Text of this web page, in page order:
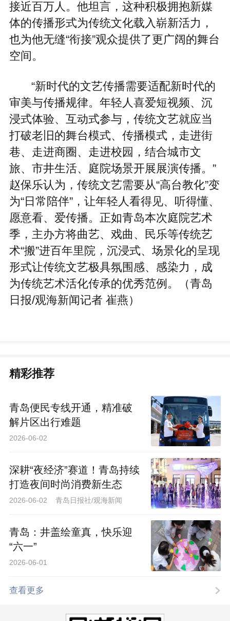
接近百万人。他坦言，这种积极拥抱新媒
体的传播形式为传统文化载入崭新活力，
也为他无缝“衔接”观众提供了更广阔的舞台
空间。
“新时代的文艺传播需要适配新时代的
审美与传播规律。年轻人喜爱短视频、沉
浸式体验、互动式参与，传统文艺就应当
打破老旧的舞台模式、传播模式，走进街
巷、走进商圈、走进校园，结合城市文
旅、市井生活、庭院场景开展展演传播。”
赵保乐认为，传统文艺需要从“高台教化”变
为“日常陪伴”，让年轻人看得见、听得懂、
愿意看、爱传播。正如青岛本次庭院艺术
季，主办方将曲艺、戏曲、民乐等传统艺
术“搬”进百年里院，沉浸式、场景化的呈现
形式让传统文艺极具氛围感、感染力，成
为传统艺术活化传承的优秀范例。（青岛
日报/观海新闻记者 崔燕）
精彩推荐
青岛便民专线开通，精准破
解片区出行难题
2026-06-02
深耕“夜经济”赛道！青岛持续
打造夜间时尚消费新生态
2026-06-02 青岛日报社/观海新闻
青岛：井盖绘童真，快乐迎
“六一”
2026-06-01
查看更多